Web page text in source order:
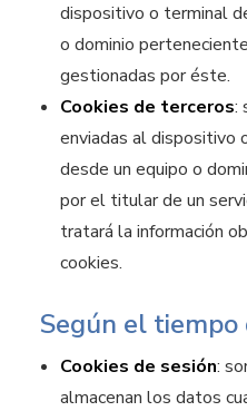
dispositivo o terminal
o dominio
gestionadas por éste.
Cookies de terceros:
enviadas al dispositivo
desde un equipo o
por el titular de un
tratará la información
cookies.
Según el tiempo
Cookies de sesión:
almacenan los datos